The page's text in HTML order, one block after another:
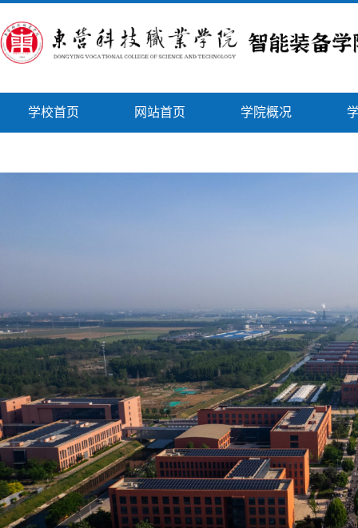
学校首页 网站首页 学院概况